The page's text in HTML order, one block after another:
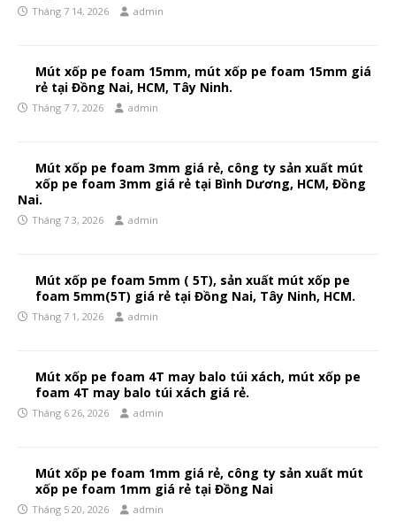
Tháng 7 14, 2026 admin
Mút xốp pe foam 15mm, mút xốp pe foam 15mm giá
rẻ tại Đồng Nai, HCM, Tây Ninh.
Tháng 7 7, 2026 admin
Mút xốp pe foam 3mm giá rẻ, công ty sản xuất mút
xốp pe foam 3mm giá rẻ tại Bình Dương, HCM, Đồng
Nai.
Tháng 7 3, 2026 admin
Mút xốp pe foam 5mm ( 5T), sản xuất mút xốp pe
foam 5mm(5T) giá rẻ tại Đồng Nai, Tây Ninh, HCM.
Tháng 7 1, 2026 admin
Mút xốp pe foam 4T may balo túi xách, mút xốp pe
foam 4T may balo túi xách giá rẻ.
Tháng 6 26, 2026 admin
Mút xốp pe foam 1mm giá rẻ, công ty sản xuất mút
xốp pe foam 1mm giá rẻ tại Đồng Nai
Tháng 5 20, 2026 admin